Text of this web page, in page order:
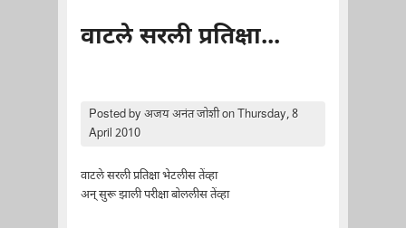
वाटले सरली प्रतिक्षा...
Posted byअजय अनंत जोशीon Thursday, 8
April 2010
वाटले सरली प्रतिक्षा भेटलीस तेंव्हा
अन् सुरू झाली परीक्षा बोललीस तेंव्हा